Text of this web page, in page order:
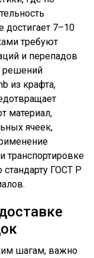
достигает 7–10
требуют
и перепадов
решений
из крафта,
материал,
ячеек,
транспортировке
ГОСТ Р
шагам, важно